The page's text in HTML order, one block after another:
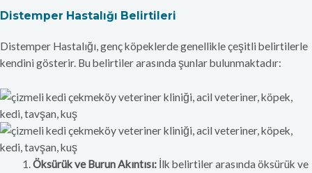
Distemper Hastalığı Belirtileri
Distemper Hastalığı, genç köpeklerde genellikle çeşitli belirtilerle
kendini gösterir. Bu belirtiler arasında şunlar bulunmaktadır:
Öksürük ve Burun Akıntısı:İlk belirtiler arasında öksürük ve